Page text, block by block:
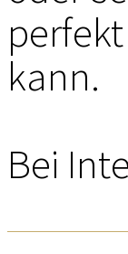
kann.
Bei